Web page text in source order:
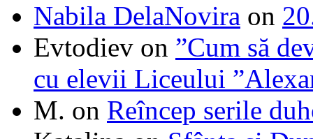
Nabila DelaNovira on
Evtodiev on ”Cum să
cu elevii Liceului
M. on Reîncep serile